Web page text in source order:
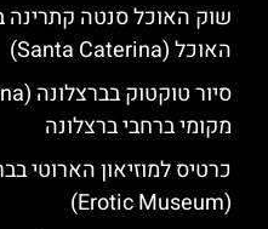
שוק האוכל סנטה קתרינה
האוכל (Santa Caterina)
מקומי ברחבי ברצלונה
כרטיס למוזיאון הארוטי
(Erotic Museum)